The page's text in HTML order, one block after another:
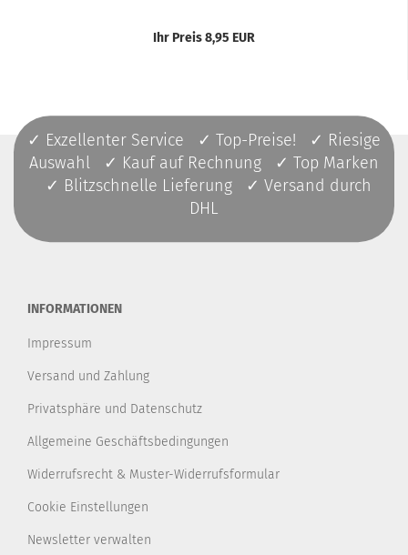
Ihr Preis 8,95 EUR
✓ Exzellenter Service ✓ Top-Preise! ✓ Riesige
Auswahl ✓ Kauf auf Rechnung ✓ Top Marken
✓ Blitzschnelle Lieferung ✓ Versand durch
DHL
INFORMATIONEN
Impressum
Versand und Zahlung
Privatsphäre und Datenschutz
Allgemeine Geschäftsbedingungen
Widerrufsrecht & Muster-Widerrufsformular
Cookie Einstellungen
Newsletter verwalten